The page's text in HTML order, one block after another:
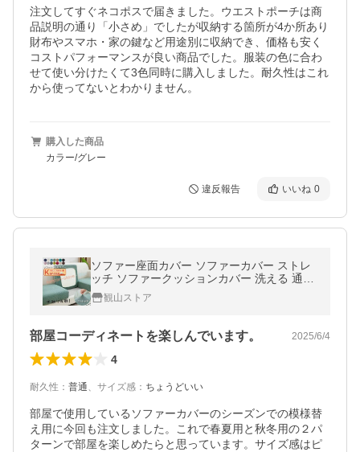
注文してすぐネコポスで届きました。ウエストポーチは商
品説明の通り「小さめ」でしたが収納する箇所が4か所あり
財布やスマホ・家の鍵など用途別に収納でき、価格も安く
コストパフォーマンスが良い商品でした。服装の色に合わ
せて使い分けたくて3色同時に購入しました。耐久性はこれ
から使ってないとわかりません。
購入した商品
カラー/グレー
違反報告 いいね 0
ソファー座面カバー ソファーカバー ストレ
ッチ ソファークッションカバー 洗える 通気
性 耐久性 オールシーズン 春 夏 四季適用 犬
猫対策 【一部当日発送】
観山ストア
部屋コーディネートを楽しんでいます。 2025/6/4
4
耐久性 ： 普通、 サイズ感 ： ちょうどいい
部屋で使用しているソファーカバーのシーズンでの模様替
え用に今回も注文しました。これで春夏用と秋冬用の２パ
ターンで部屋を楽しめたらと思っています。サイズ感はピ